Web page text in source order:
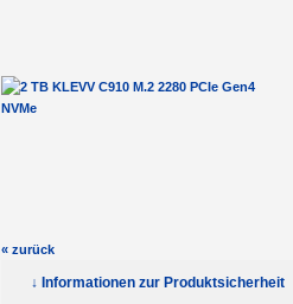
« zurück
↓ Informationen zur Produktsicherheit